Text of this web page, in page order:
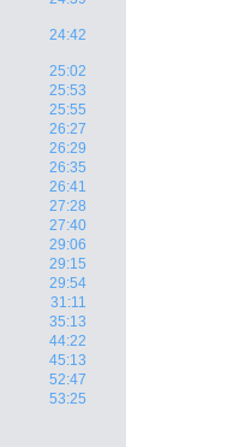
24:42
25:02
25:53
25:55
26:27
26:29
26:35
26:41
27:28
27:40
29:06
29:15
29:54
31:11
35:13
44:22
45:13
52:47
53:25